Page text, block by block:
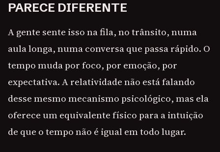
PARECE DIFERENTE
A gente sente isso na fila, no trânsito, numa
aula longa, numa conversa que passa rápido. O
tempo muda por foco, por emoção, por
expectativa. A relatividade não está falando
desse mesmo mecanismo psicológico, mas ela
oferece um equivalente físico para a intuição
de que o tempo não é igual em todo lugar.